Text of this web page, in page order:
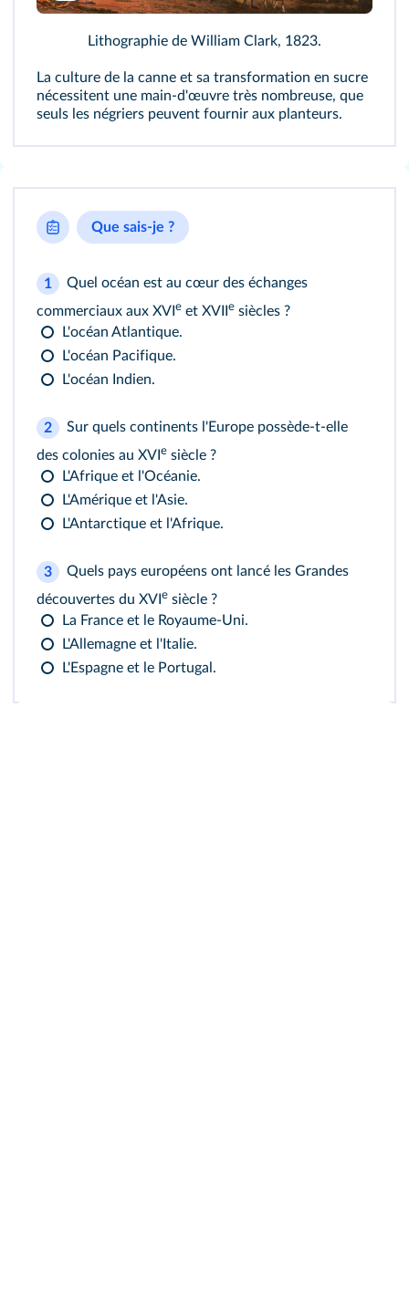
Lithographie de William Clark, 1823.
La culture de la canne et sa transformation en sucre
nécessitent une main-d'œuvre très nombreuse, que
seuls les négriers peuvent fournir aux planteurs.
Que sais-je ?
1
Quel océan est au cœur des échanges
commerciaux aux XVI e et XVII e siècles ?
L'océan Atlantique.
L'océan Pacifique.
L'océan Indien.
2
Sur quels continents l'Europe possède-t-elle
des colonies au XVI e siècle ?
L'Afrique et l'Océanie.
L'Amérique et l'Asie.
L'Antarctique et l'Afrique.
3
Quels pays européens ont lancé les Grandes
découvertes du XVI e siècle ?
La France et le Royaume-Uni.
L'Allemagne et l'Italie.
L'Espagne et le Portugal.